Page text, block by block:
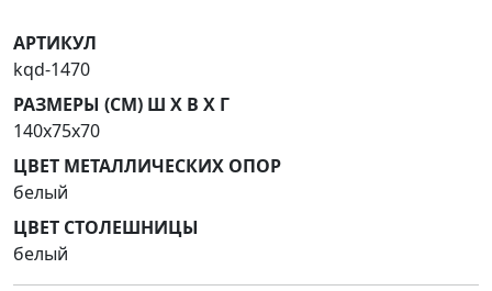
АРТИКУЛ
kqd-1470
РАЗМЕРЫ (СМ) Ш Х В Х Г
140х75х70
ЦВЕТ МЕТАЛЛИЧЕСКИХ ОПОР
белый
ЦВЕТ СТОЛЕШНИЦЫ
белый